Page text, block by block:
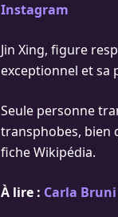
Instagram
Jin Xing, figure
exceptionnel et sa
Seule personne
transphobes, bien
fiche Wikipédia.
À lire : Carla